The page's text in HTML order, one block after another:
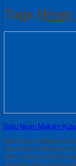
Tags
Batu Nisan Makam
Batu Nisan Makam
Batu Nisan Makam
Batu nisan buatan
marmer atau granit ya